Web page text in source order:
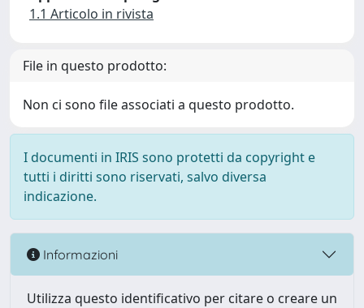
1.1 Articolo in rivista
File in questo prodotto:
Non ci sono file associati a questo prodotto.
I documenti in IRIS sono protetti da copyright e
tutti i diritti sono riservati, salvo diversa
indicazione.
Informazioni
Utilizza questo identificativo per citare o creare un